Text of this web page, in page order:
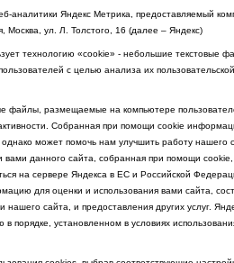
аналитики Яндекс Метрика, предоставляемый
ул. Л. Толстого, 16 (далее – Яндекс)
технологию «cookie» - небольшие текстовые
с целью анализа их пользовательской
файлы, размещаемые на компьютере
Собранная при помощи cookie
может помочь нам улучшить работу нашего
данного сайта, собранная при помощи cookie,
на сервере Яндекса в ЕС и Российской
для оценки и использования вами сайта,
нашего сайта, и предоставления других услуг.
порядке, установленном в условиях